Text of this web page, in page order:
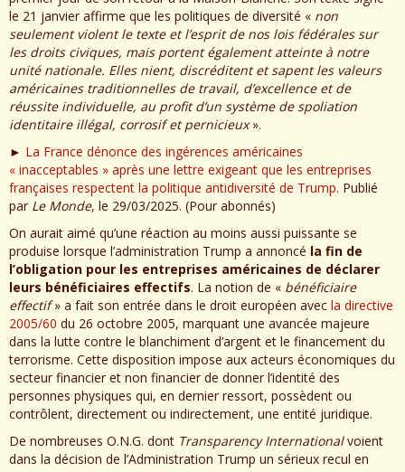
le 21 janvier affirme que les politiques de diversité « non
seulement violent le texte et l’esprit de nos lois fédérales sur
les droits civiques, mais portent également atteinte à notre
unité nationale. Elles nient, discréditent et sapent les valeurs
américaines traditionnelles de travail, d’excellence et de
réussite individuelle, au profit d’un système de spoliation
identitaire illégal, corrosif et pernicieux».
► La France dénonce des ingérences américaines
« inacceptables » après une lettre exigeant que les entreprises
françaises respectent la politique antidiversité de Trump. Publié
par Le Monde, le 29/03/2025. (Pour abonnés)
On aurait aimé qu’une réaction au moins aussi puissante se
produise lorsque l’administration Trump a annoncé la fin de
l’obligation pour les entreprises américaines de déclarer
leurs bénéficiaires effectifs. La notion de « bénéficiaire
effectif» a fait son entrée dans le droit européen avec la directive
2005/60 du 26 octobre 2005, marquant une avancée majeure
dans la lutte contre le blanchiment d’argent et le financement du
terrorisme. Cette disposition impose aux acteurs économiques du
secteur financier et non financier de donner l’identité des
personnes physiques qui, en dernier ressort, possèdent ou
contrôlent, directement ou indirectement, une entité juridique.
De nombreuses O.N.G. dont Transparency Internationalvoient
dans la décision de l’Administration Trump un sérieux recul en